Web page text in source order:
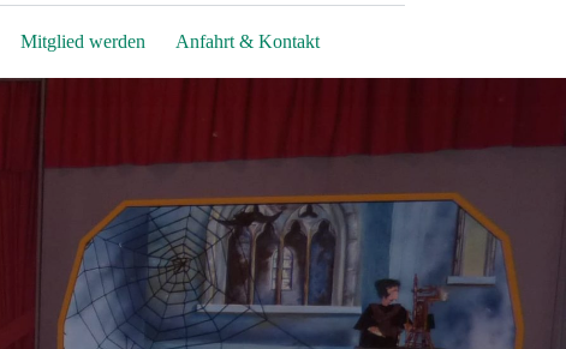
Mitglied werden Anfahrt & Kontakt